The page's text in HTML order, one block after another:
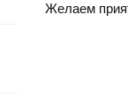
Желаем